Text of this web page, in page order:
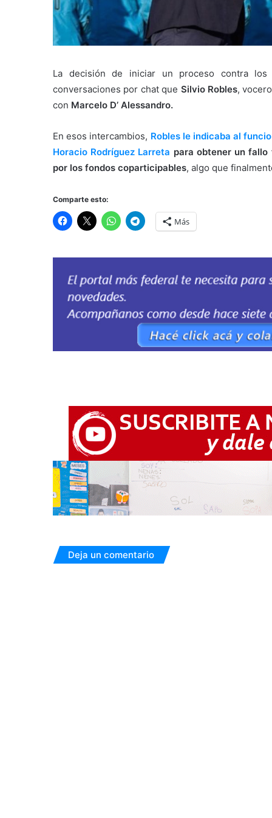
La decisión de iniciar un proceso contra
conversaciones por chat que Silvio Robles,
con Marcelo D’ Alessandro.
En esos intercambios, Robles le indicaba al
Horacio Rodríguez Larreta para obtener un
por los fondos coparticipables, algo que
Comparte esto:
Más
Deja un comentario